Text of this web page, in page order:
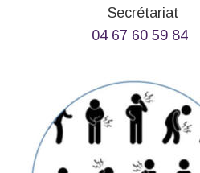
Secrétariat
04 67 60 59 84